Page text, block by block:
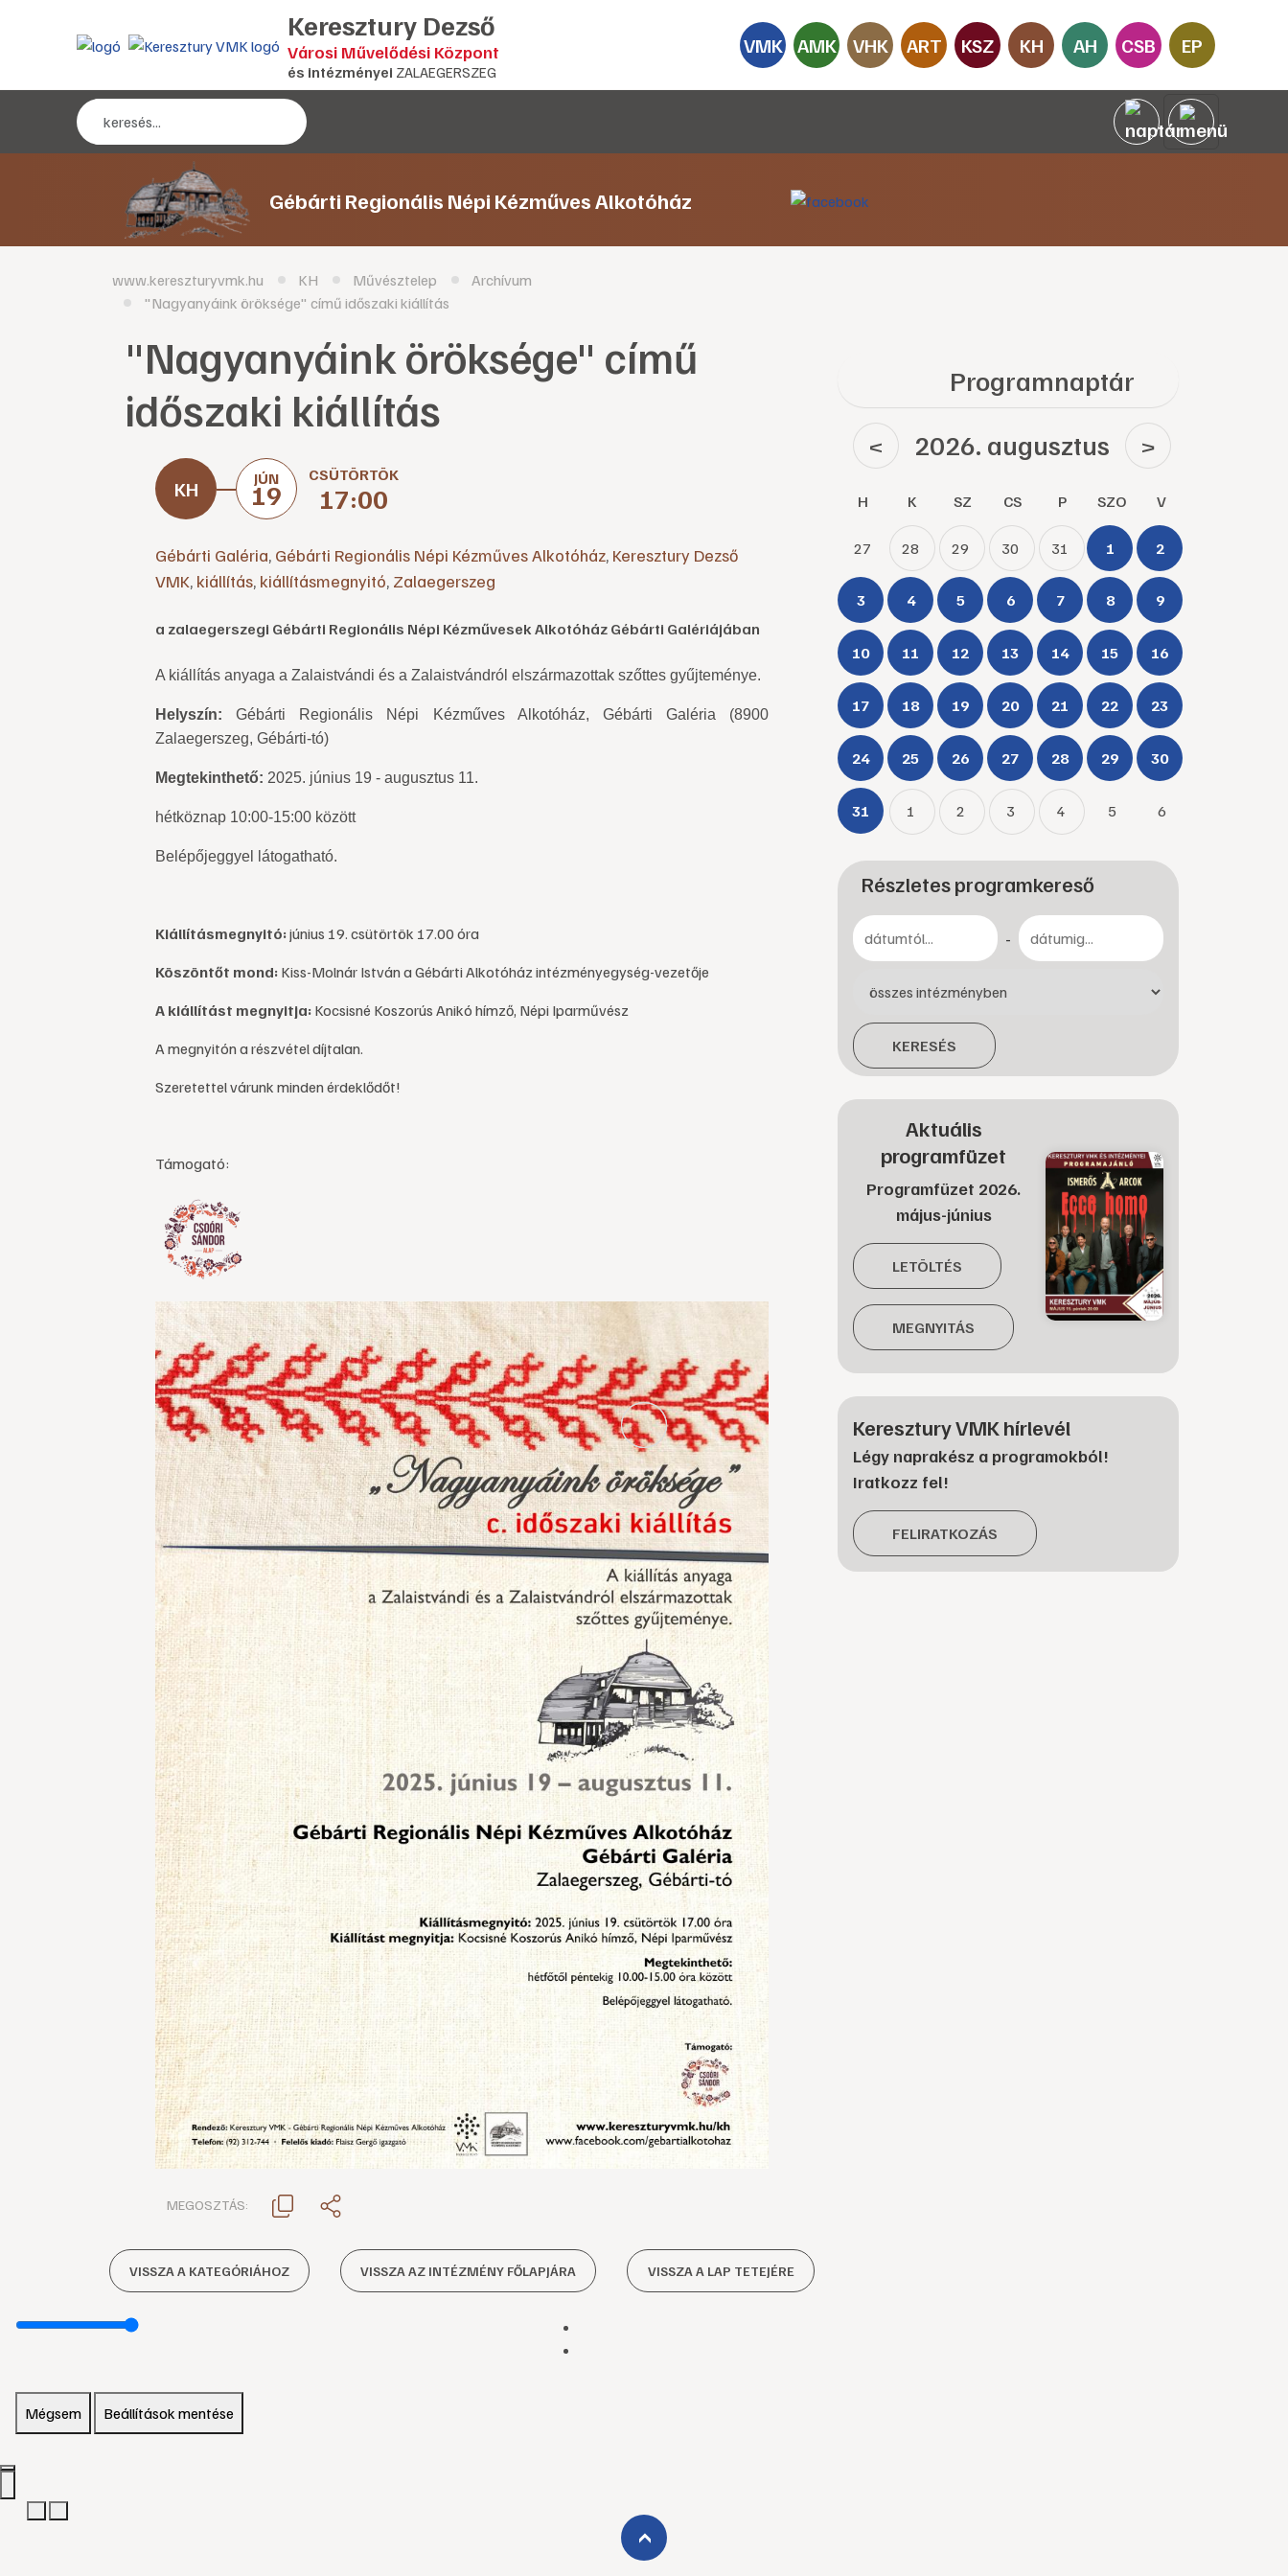
Keresztury Dezső
Városi Művelődési Központ
és intézményei ZALAEGERSZEG
VMK AMK VHK ART KSZ KH AH CSB EP
Gébárti Regionális Népi Kézműves Alkotóház
www.kereszturyvmk.hu KH Művésztelep
Archívum
"Nagyanyáink öröksége" című időszaki kiállítás
"Nagyanyáink öröksége" című
időszaki kiállítás
JÚN
19
CSÜTÖRTÖK
17:00
Gébárti Galéria, Gébárti Regionális Népi Kézműves Alkotóház, Keresztury Dezső
VMK, kiállítás, kiállításmegnyitó, Zalaegerszeg
a zalaegerszegi Gébárti Regionális Népi Kézművesek Alkotóház Gébárti Galériájában
A kiállítás anyaga a Zalaistvándi és a Zalaistvándról elszármazottak szőttes gyűjteménye.
Helyszín:Gébárti Regionális Népi Kézműves Alkotóház, Gébárti Galéria (8900
Zalaegerszeg, Gébárti-tó)
Megtekinthető: 2025. június 19 - augusztus 11.
hétköznap 10:00-15:00 között
Belépőjeggyel látogatható.
Kiállításmegnyitó:június 19. csütörtök 17.00 óra
Köszöntőt mond: Kiss-Molnár István a Gébárti Alkotóház intézményegység-vezetője
A kiállítást megnyitja: Kocsisné Koszorús Anikó hímző, Népi Iparművész
A megnyitón a részvétel díjtalan.
Szeretettel várunk minden érdeklődőt!
Támogató:
MEGOSZTÁS:
VISSZA A KATEGÓRIÁHOZ VISSZA AZ INTÉZMÉNY FŐLAPJÁRA VISSZA A LAP TETEJÉRE
Programnaptár
< 2026. augusztus >
H K SZ CS P SZO V
27 28 29 30 31 1 2
3 4 5 6 7 8 9
10 11 12 13 14 15 16
17 18 19 20 21 22 23
24 25 26 27 28 29 30
31 1 2 3 4 5 6
Részletes programkereső
-
KERESÉS
Aktuális
programfüzet
Programfüzet 2026.
május-június
LETÖLTÉS
MEGNYITÁS
Keresztury VMK hírlevél
Légy naprakész a programokból!
Iratkozz fel!
FELIRATKOZÁS
Mégsem Beállítások mentése
›